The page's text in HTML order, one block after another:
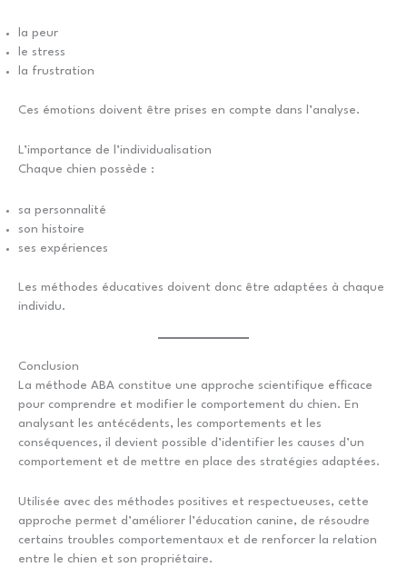
la peur
le stress
la frustration
Ces émotions doivent être prises en compte dans l’analyse.
L’importance de l’individualisation
Chaque chien possède :
sa personnalité
son histoire
ses expériences
Les méthodes éducatives doivent donc être adaptées à chaque
individu.
Conclusion
La méthode ABA constitue une approche scientifique efficace
pour comprendre et modifier le comportement du chien. En
analysant les antécédents, les comportements et les
conséquences, il devient possible d’identifier les causes d’un
comportement et de mettre en place des stratégies adaptées.
Utilisée avec des méthodes positives et respectueuses, cette
approche permet d’améliorer l’éducation canine, de résoudre
certains troubles comportementaux et de renforcer la relation
entre le chien et son propriétaire.